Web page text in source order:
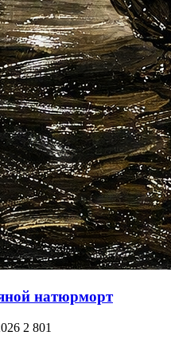
натюрморт
2 801